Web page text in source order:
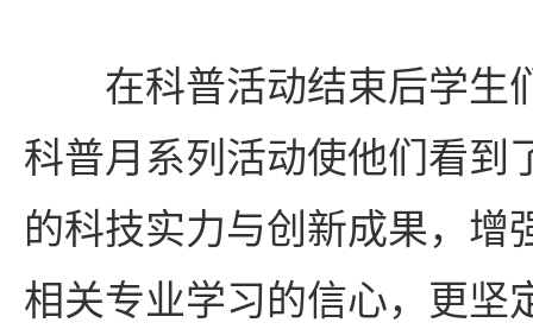
在科普活动结束后学生
科普月系列活动使他们看到
的科技实力与创新成果，增
相关专业学习的信心，更坚